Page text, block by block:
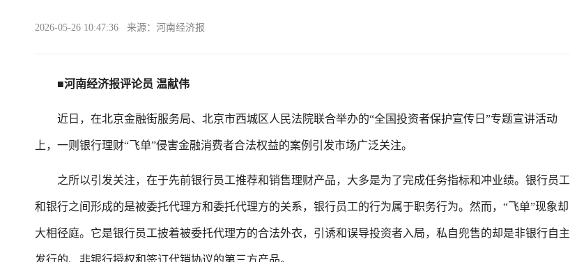
2026-05-26 10:47:36 来源：河南经济报
■河南经济报评论员 温献伟
近日，在北京金融街服务局、北京市西城区人民法院联合举办的“全国投资者保护宣传日”专题宣讲活动
上，一则银行理财“飞单”侵害金融消费者合法权益的案例引发市场广泛关注。
之所以引发关注，在于先前银行员工推荐和销售理财产品，大多是为了完成任务指标和冲业绩。银行员工
和银行之间形成的是被委托代理方和委托代理方的关系，银行员工的行为属于职务行为。然而，“飞单”现象却
大相径庭。它是银行员工披着被委托代理方的合法外衣，引诱和误导投资者入局，私自兜售的却是非银行自主